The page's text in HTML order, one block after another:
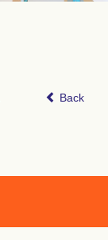
Back